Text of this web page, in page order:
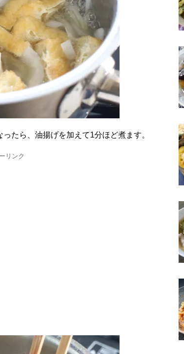
ったら、油揚げを加えて1分ほど煮ます。
リンク